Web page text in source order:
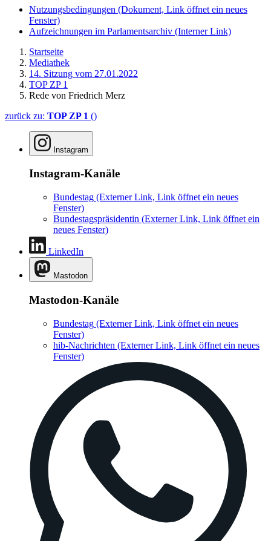
Nutzungsbedingungen (Dokument, Link öffnet ein neues
Fenster)
Aufzeichnungen im Parlamentsarchiv (Interner Link)
Startseite
Mediathek
14. Sitzung vom 27.01.2022
TOP ZP 1
Rede von Friedrich Merz
zurück zu: TOP ZP 1 ()
Instagram
Instagram-Kanäle
Bundestag (Externer Link, Link öffnet ein neues
Fenster)
Bundestagspräsidentin (Externer Link, Link öffnet ein
neues Fenster)
LinkedIn
Mastodon
Mastodon-Kanäle
Bundestag (Externer Link, Link öffnet ein neues
Fenster)
hib-Nachrichten (Externer Link, Link öffnet ein neues
Fenster)